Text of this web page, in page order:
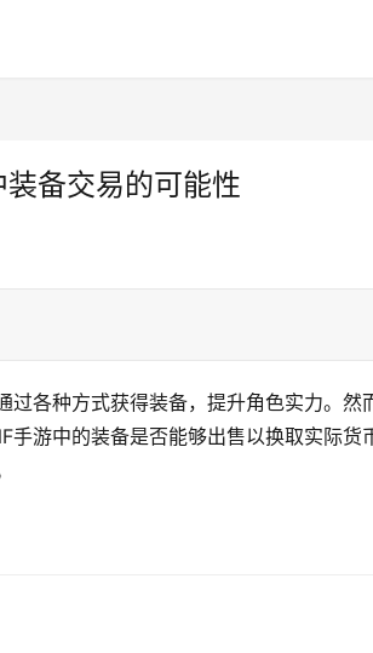
备交易的可能性
各种方式获得装备，提升角色实力。然
手游中的装备是否能够出售以换取实际货